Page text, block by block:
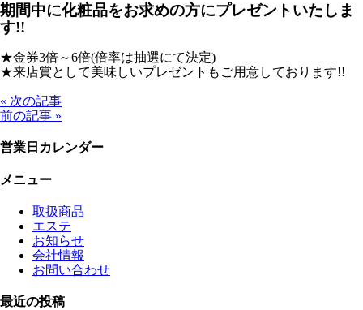
期間中に化粧品をお求めの方にプレゼントいたしま
す!!
★金券3倍～6倍(倍率は抽選にて決定)
★来店賞として美味しいプレゼントもご用意しております!!
« 次の記事
前の記事 »
営業日カレンダー
メニュー
取扱商品
エステ
お知らせ
会社情報
お問い合わせ
最近の投稿